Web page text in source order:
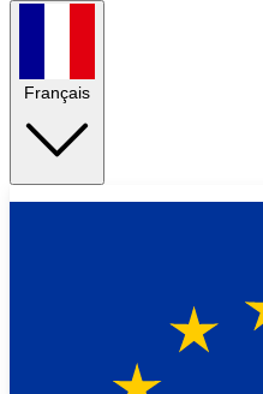
Français